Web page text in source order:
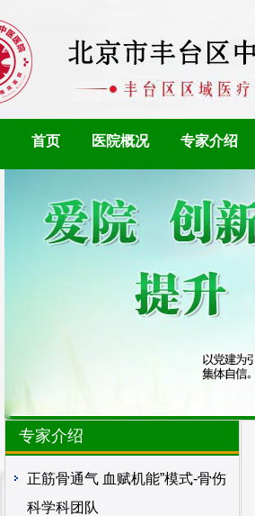
首页 医院概况 专家介绍
专家介绍
正筋骨通气 血赋机能”模式-骨伤
科学科团队